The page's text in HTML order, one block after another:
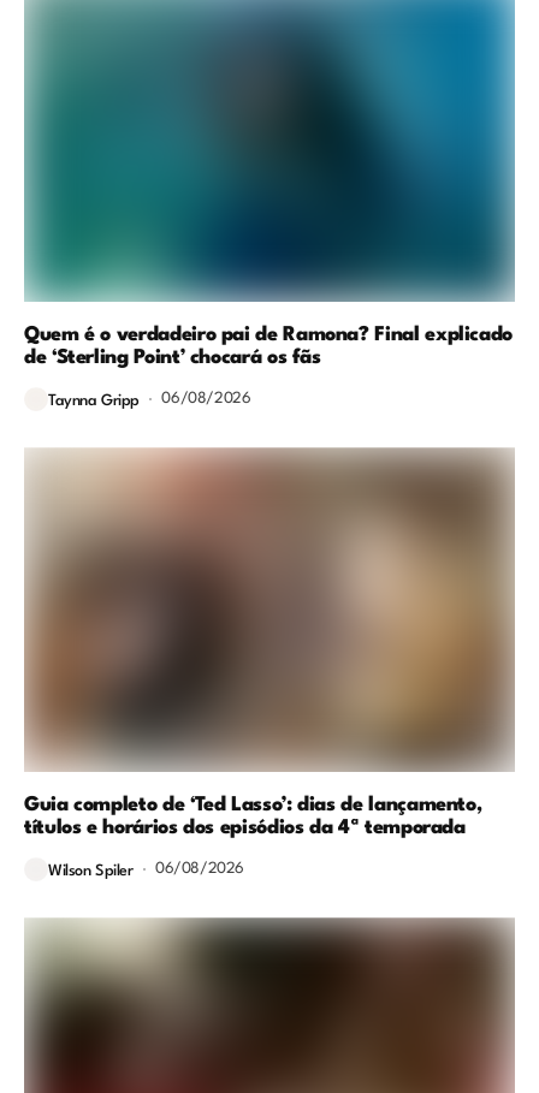
Quem é o verdadeiro pai de Ramona? Final explicado
de ‘Sterling Point’ chocará os fãs
Taynna Gripp 06/08/2026
Guia completo de ‘Ted Lasso’: dias de lançamento,
títulos e horários dos episódios da 4ª temporada
Wilson Spiler 06/08/2026